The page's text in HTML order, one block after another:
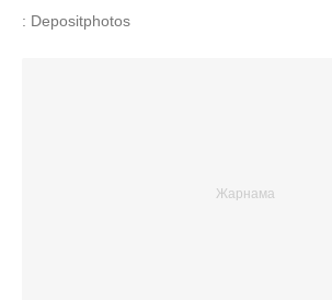
: Depositphotos